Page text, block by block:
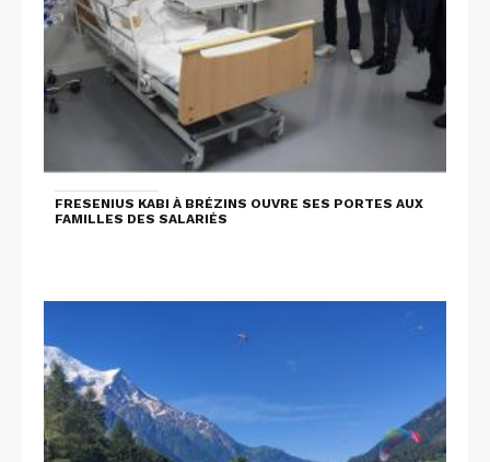
FRESENIUS KABI À BRÉZINS OUVRE SES PORTES AUX
FAMILLES DES SALARIÉS